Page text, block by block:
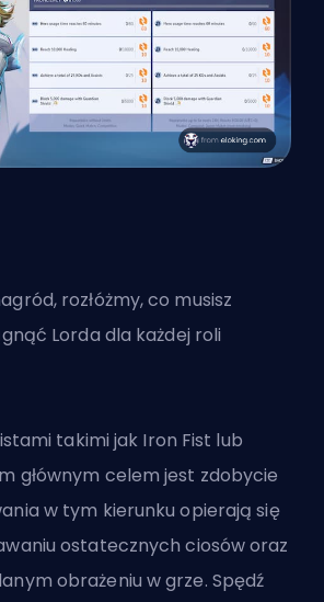
rozłóżmy, co musisz
Lorda dla każdej roli
takimi jak Iron Fist lub
głównym celem jest zdobycie
w tym kierunku opierają się
ostatecznych ciosów oraz
obrażeniu w grze. Spędź